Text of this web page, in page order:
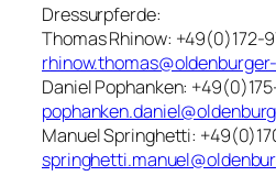
Dressurpferde:
Thomas Rhinow: +49(0)172-
Daniel Pophanken:
Manuel Springhetti: